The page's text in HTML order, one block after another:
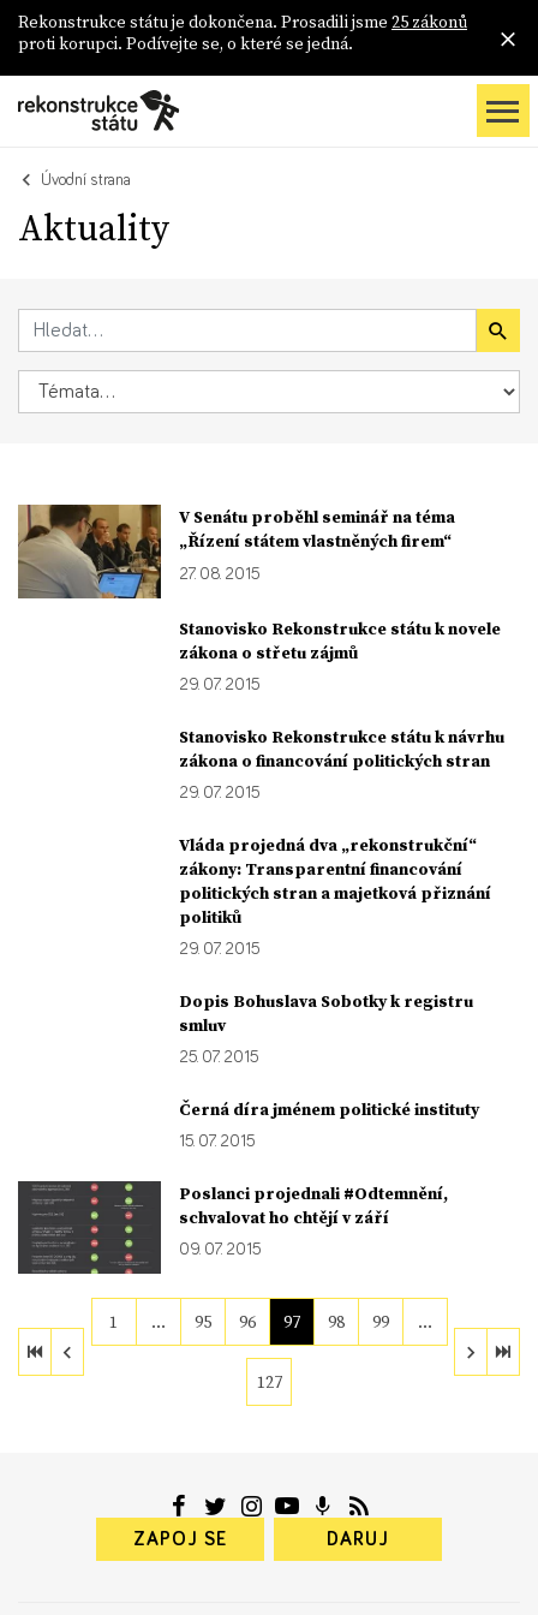
Rekonstrukce státu je dokončena. Prosadili jsme 25 zákonů
proti korupci. Podívejte se, o které se jedná.
Úvodní strana
Aktuality
V Senátu proběhl seminář na téma
„Řízení státem vlastněných firem“
27. 08. 2015
Stanovisko Rekonstrukce státu k novele
zákona o střetu zájmů
29. 07. 2015
Stanovisko Rekonstrukce státu k návrhu
zákona o financování politických stran
29. 07. 2015
Vláda projedná dva „rekonstrukční“
zákony: Transparentní financování
politických stran a majetková přiznání
politiků
29. 07. 2015
Dopis Bohuslava Sobotky k registru
smluv
25. 07. 2015
Černá díra jménem politické instituty
15. 07. 2015
Poslanci projednali #Odtemnění,
schvalovat ho chtějí v září
09. 07. 2015
1 … 95 96 97 98 99 …
127
ZAPOJ SE DARUJ